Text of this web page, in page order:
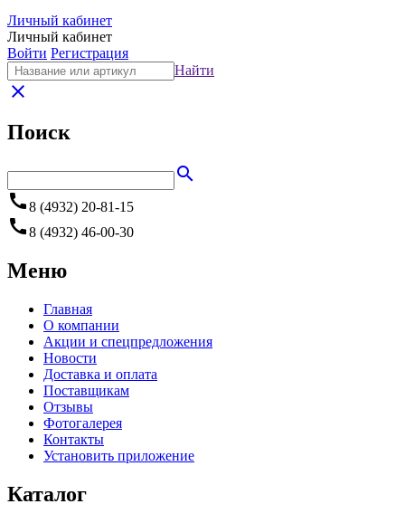
Личный кабинет
Личный кабинет
Войти Регистрация
Найти
close
Поиск
search
call8 (4932) 20-81-15
call8 (4932) 46-00-30
Меню
Главная
О компании
Акции и спецпредложения
Новости
Доставка и оплата
Поставщикам
Отзывы
Фотогалерея
Контакты
Установить приложение
Каталог